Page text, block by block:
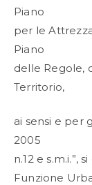
Piano
per le
Piano
delle Regole,
Territorio,
ai sensi e per
2005
n.12 e s.m.i.”,
Funzione